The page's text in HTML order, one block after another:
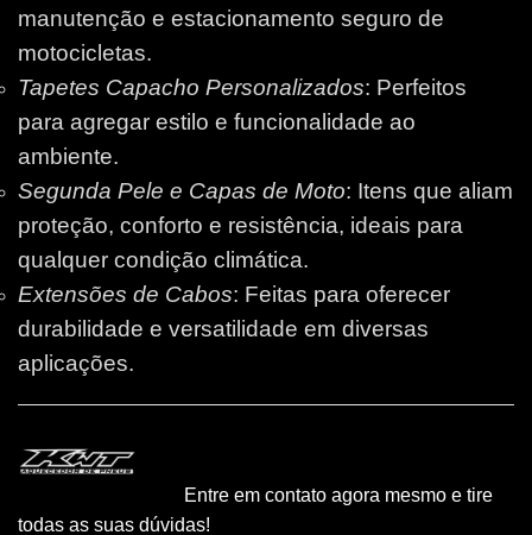
manutenção e estacionamento seguro de
motocicletas.
Tapetes Capacho Personalizados: Perfeitos
para agregar estilo e funcionalidade ao
ambiente.
Segunda Pele e Capas de Moto: Itens que aliam
proteção, conforto e resistência, ideais para
qualquer condição climática.
Extensões de Cabos: Feitas para oferecer
durabilidade e versatilidade em diversas
aplicações.
Entre em contato agora mesmo e tire
todas as suas dúvidas!